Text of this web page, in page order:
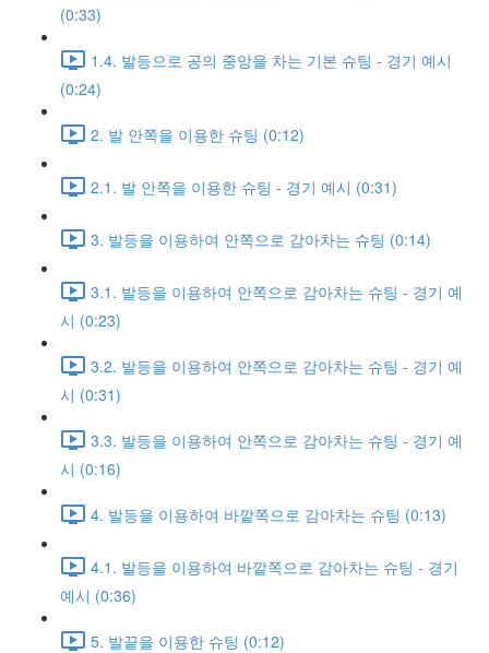
(0:33)
1.4. 발등으로 공의 중앙을 차는 기본 슈팅 - 경기 예시
(0:24)
2. 발 안쪽을 이용한 슈팅 (0:12)
2.1. 발 안쪽을 이용한 슈팅 - 경기 예시 (0:31)
3. 발등을 이용하여 안쪽으로 감아차는 슈팅 (0:14)
3.1. 발등을 이용하여 안쪽으로 감아차는 슈팅 - 경기 예
시 (0:23)
3.2. 발등을 이용하여 안쪽으로 감아차는 슈팅 - 경기 예
시 (0:31)
3.3. 발등을 이용하여 안쪽으로 감아차는 슈팅 - 경기 예
시 (0:16)
4. 발등을 이용하여 바깥쪽으로 감아차는 슈팅 (0:13)
4.1. 발등을 이용하여 바깥쪽으로 감아차는 슈팅 - 경기
예시 (0:36)
5. 발끝을 이용한 슈팅 (0:12)